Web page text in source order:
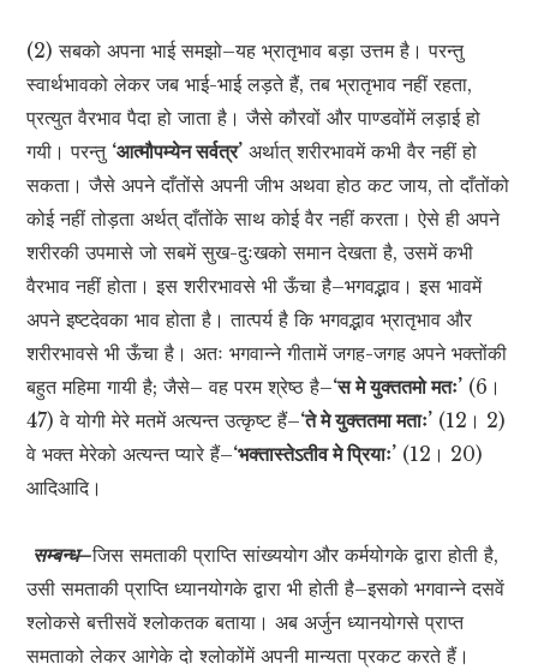
(2) सबको अपना भाई समझो–यह भ्रातृभाव बड़ा उत्तम है। परन्तु
स्वार्थभावको लेकर जब भाई-भाई लड़ते हैं, तब भ्रातृभाव नहीं रहता,
प्रत्युत वैरभाव पैदा हो जाता है। जैसे कौरवों और पाण्डवोंमें लड़ाई हो
गयी। परन्तु ‘आत्मौपम्येन सर्वत्र’ अर्थात् शरीरभावमें कभी वैर नहीं हो
सकता। जैसे अपने दाँतोंसे अपनी जीभ अथवा होठ कट जाय, तो दाँतोंको
कोई नहीं तोड़ता अर्थत् दाँतोंके साथ कोई वैर नहीं करता। ऐसे ही अपने
शरीरकी उपमासे जो सबमें सुख-दुःखको समान देखता है, उसमें कभी
वैरभाव नहीं होता। इस शरीरभावसे भी ऊँचा है–भगवद्भाव। इस भावमें
अपने इष्टदेवका भाव होता है। तात्पर्य है कि भगवद्भाव भ्रातृभाव और
शरीरभावसे भी ऊँचा है। अतः भगवान्ने गीतामें जगह-जगह अपने भक्तोंकी
बहुत महिमा गायी है; जैसे– वह परम श्रेष्ठ है–‘स मे युक्ततमो मतः’ (6।
47) वे योगी मेरे मतमें अत्यन्त उत्कृष्ट हैं–‘ते मे युक्ततमा मताः’ (12। 2)
वे भक्त मेरेको अत्यन्त प्यारे हैं–‘भक्तास्तेऽतीव मे प्रियाः’ (12। 20)
आदिआदि।
सम्बन्ध–जिस समताकी प्राप्ति सांख्ययोग और कर्मयोगके द्वारा होती है,
उसी समताकी प्राप्ति ध्यानयोगके द्वारा भी होती है–इसको भगवान्ने दसवें
श्लोकसे बत्तीसवें श्लोकतक बताया। अब अर्जुन ध्यानयोगसे प्राप्त
समताको लेकर आगेके दो श्लोकोंमें अपनी मान्यता प्रकट करते हैं।